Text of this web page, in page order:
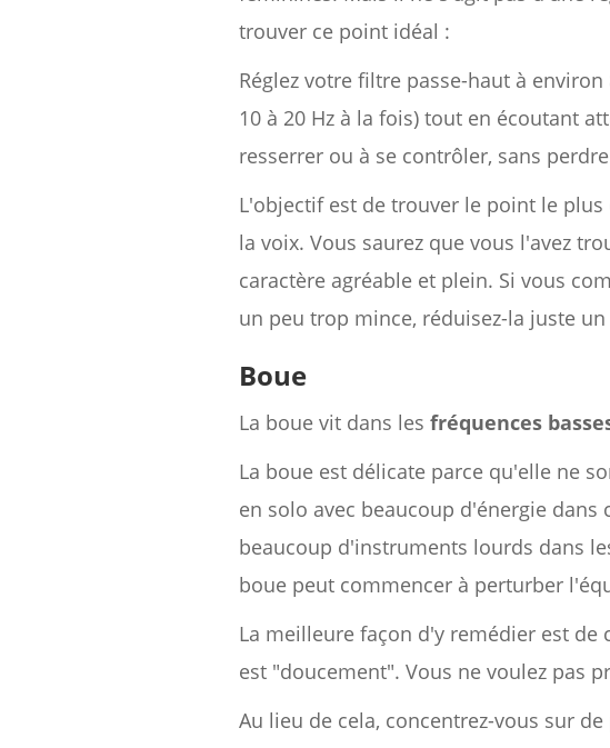
trouver ce point idéal :
Réglez votre filtre passe-haut à
10 à 20 Hz à la fois) tout en écoutant
resserrer ou à se contrôler, sans
L'objectif est de trouver le point le
la voix. Vous saurez que vous l'avez
caractère agréable et plein. Si vous
un peu trop mince, réduisez-la juste un
Boue
La boue vit dans lesfréquences
La boue est délicate parce qu'elle ne
en solo avec beaucoup d'énergie dans
beaucoup d'instruments lourds dans
boue peut commencer à perturber
La meilleure façon d'y remédier est
est "doucement". Vous ne voulez pas
Au lieu de cela, concentrez-vous sur